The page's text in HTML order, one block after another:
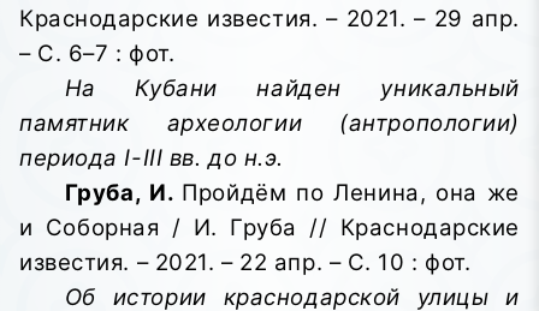
Краснодарские известия. – 2021. – 29 апр.
– С. 6–7 : фот.
На Кубани найден уникальный
памятник археологии (антропологии)
периода I-III вв. до н.э.
Груба, И. Пройдём по Ленина, она же
и Соборная / И. Груба // Краснодарские
известия. – 2021. – 22 апр. – С. 10 : фот.
Об истории краснодарской улицы и